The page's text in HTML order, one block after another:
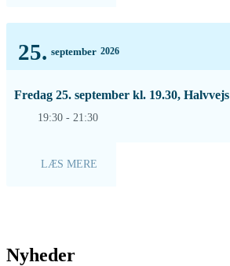
25. september 2026
Fredag 25. september kl. 19.30, Halvvejs
19:30 - 21:30
LÆS MERE
Nyheder